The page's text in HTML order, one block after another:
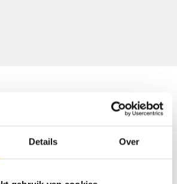
Details Over
Tilburg. Een